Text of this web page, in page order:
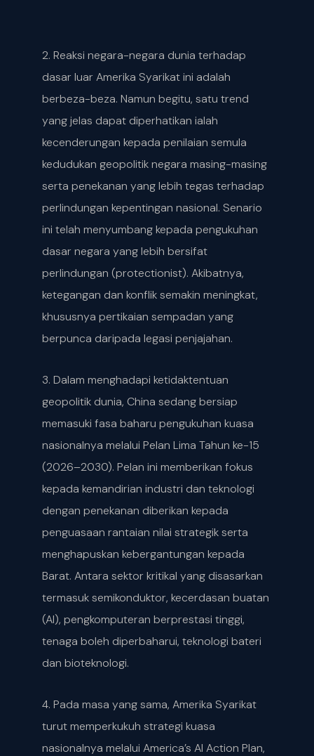
2. Reaksi negara-negara dunia terhadap
dasar luar Amerika Syarikat ini adalah
berbeza-beza. Namun begitu, satu trend
yang jelas dapat diperhatikan ialah
kecenderungan kepada penilaian semula
kedudukan geopolitik negara masing-masing
serta penekanan yang lebih tegas terhadap
perlindungan kepentingan nasional. Senario
ini telah menyumbang kepada pengukuhan
dasar negara yang lebih bersifat
perlindungan (protectionist). Akibatnya,
ketegangan dan konflik semakin meningkat,
khususnya pertikaian sempadan yang
berpunca daripada legasi penjajahan.
3. Dalam menghadapi ketidaktentuan
geopolitik dunia, China sedang bersiap
memasuki fasa baharu pengukuhan kuasa
nasionalnya melalui Pelan Lima Tahun ke-15
(2026–2030). Pelan ini memberikan fokus
kepada kemandirian industri dan teknologi
dengan penekanan diberikan kepada
penguasaan rantaian nilai strategik serta
menghapuskan kebergantungan kepada
Barat. Antara sektor kritikal yang disasarkan
termasuk semikonduktor, kecerdasan buatan
(AI), pengkomputeran berprestasi tinggi,
tenaga boleh diperbaharui, teknologi bateri
dan bioteknologi.
4. Pada masa yang sama, Amerika Syarikat
turut memperkukuh strategi kuasa
nasionalnya melalui America’s AI Action Plan,